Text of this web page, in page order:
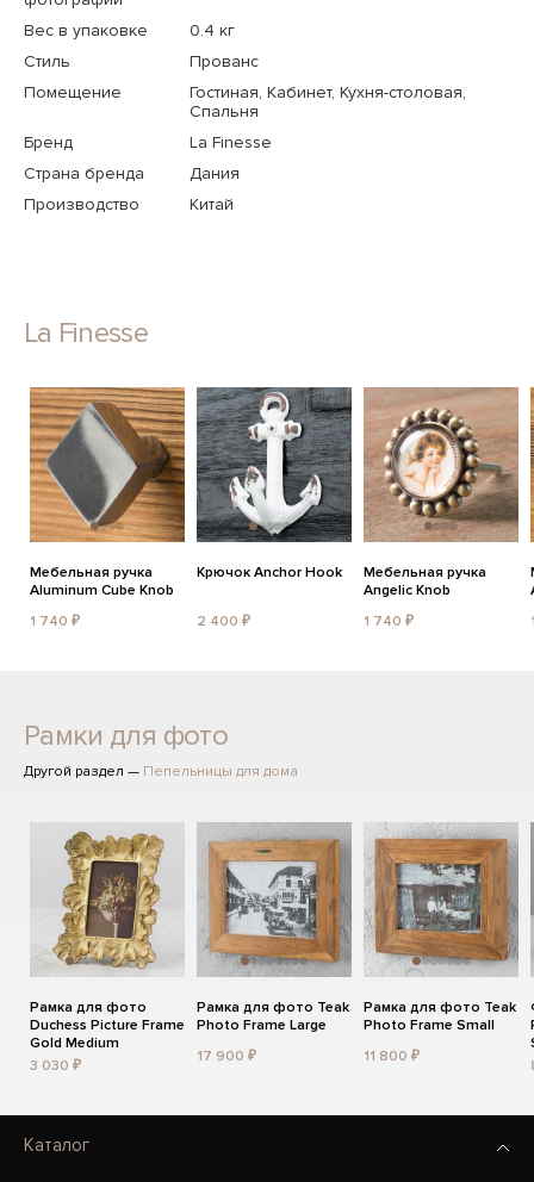
Вес в упаковке
0.4 кг
Стиль
Прованс
Помещение
Гостиная, Кабинет, Кухня-столовая,
Спальня
Бренд
La Finesse
Страна бренда
Дания
Производство
Китай
La Finesse
Мебельная ручка
Aluminum Cube Knob
1 740 ₽
Крючок Anchor Hook
2 400 ₽
Мебельная ручка
Angelic Knob
1 740 ₽
Рамки для фото
Другой раздел — Пепельницы для дома
Рамка для фото
Duchess Picture Frame
Gold Medium
3 030 ₽
Рамка для фото Teak
Photo Frame Large
17 900 ₽
Рамка для фото Teak
Photo Frame Small
11 800 ₽
Каталог